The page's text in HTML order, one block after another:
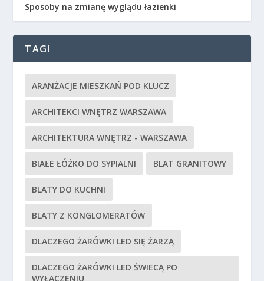
Sposoby na zmianę wyglądu łazienki
TAGI
ARANŻACJE MIESZKAŃ POD KLUCZ
ARCHITEKCI WNĘTRZ WARSZAWA
ARCHITEKTURA WNĘTRZ - WARSZAWA
BIAŁE ŁÓŻKO DO SYPIALNI BLAT GRANITOWY
BLATY DO KUCHNI
BLATY Z KONGLOMERATÓW
DLACZEGO ŻARÓWKI LED SIĘ ŻARZĄ
DLACZEGO ŻARÓWKI LED ŚWIECĄ PO
WYŁĄCZENIU